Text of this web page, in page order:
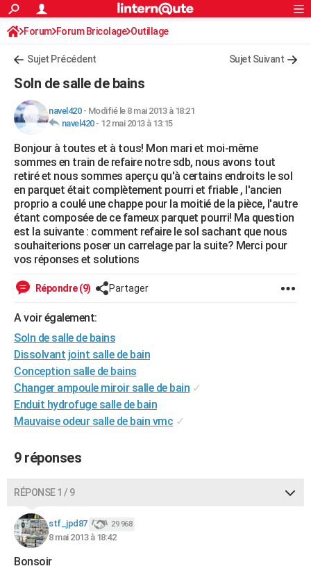
ACTUALITÉS
Politique
Société
Faits Divers
Education
Monde
Villes
+
FINANCE
Retraite
Impôts
Epargne
Immobilier
Risques naturels par ville
Banque
Assurance
Crédit
AUTO
Essais
Réserver un essai
Citadines
Berlines
SUV
Forum auto
+HIGH-TECH
Mobiles
Meilleur smartphone
Internet
Ordinateurs
Jeux vidéo
Guide high-tech
+BRICOLAGE
Forum
Aménagement intérieur
Extérieur
Cuisine
Salle de bains
Jardinage
Rangement
WEEK-END
Guides de France
Escapades
Patrimoine
Expositions
Musées
Week-end nature
LIFESTYLE
Art de vivre
Modes de vie
Alimentation
Guide de la santé
Maladies
Médicaments
Sommeil
Destinations
City break
Voyage nature
Voyage de noces
Forum
Climat
+
GUIDES D'ACHAT
BONS PLANS
CARTE DE VOEUX
Dictionnaire
Biographies
Citations
Expressions
Proverbes
PROGRAMME TV
COPAINS D'AVANT
S'inscrire
Se connecter
Lycées
Collèges
Primaires
Universités
Entreprises
Service militaire
Avis de recherche
AVIS DE DÉCÈS
S'inscrire
Connexion
Forum Forum Bricolage Outillage
Sujet Précédent Sujet Suivant
Soln de salle de bains
navel420- Modifié le 8 mai 2013 à 18:21
navel420- 12 mai 2013 à 13:15
Bonjour à toutes et à tous! Mon mari et moi-même
sommes en train de refaire notre sdb, nous avons tout
retiré et nous sommes aperçu qu'à certains endroits le sol
en parquet était complètement pourri et friable , l'ancien
proprio a coulé une chappe pour la moitié de la pièce, l'autre
étant composée de ce fameux parquet pourri! Ma question
est la suivante : comment refaire le sol sachant que nous
souhaiterions poser un carrelage par la suite? Merci pour
vos réponses et solutions
Répondre (9) Partager
A voir également:
Soln de salle de bains
Dissolvant joint salle de bain
Conception salle de bains
Changer ampoule miroir salle de bain ✓
Enduit hydrofuge salle de bain
Mauvaise odeur salle de bain vmc ✓
9 réponses
RÉPONSE 1 / 9
stf_jpd87 29 968
8 mai 2013 à 18:42
Bonsoir